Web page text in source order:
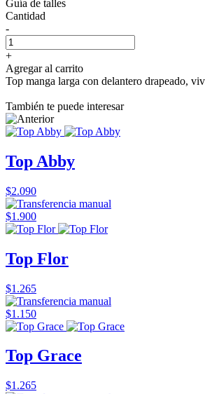
Guía de talles
Cantidad
-
+
Agregar al carrito
Top manga larga con delantero drapeado,
También te puede interesar
Top Abby
$2.090
$1.900
Top Flor
$1.265
$1.150
Top Grace
$1.265